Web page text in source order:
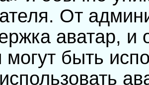
От
аватар, и
могут быть